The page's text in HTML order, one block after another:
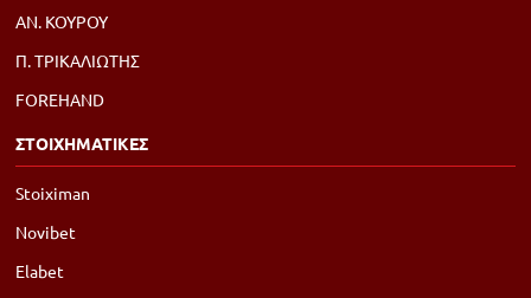
ΑΝ. ΚΟΥΡΟΥ
Π. ΤΡΙΚΑΛΙΩΤΗΣ
FOREHAND
ΣΤΟΙΧΗΜΑΤΙΚΕΣ
Stoiximan
Novibet
Elabet